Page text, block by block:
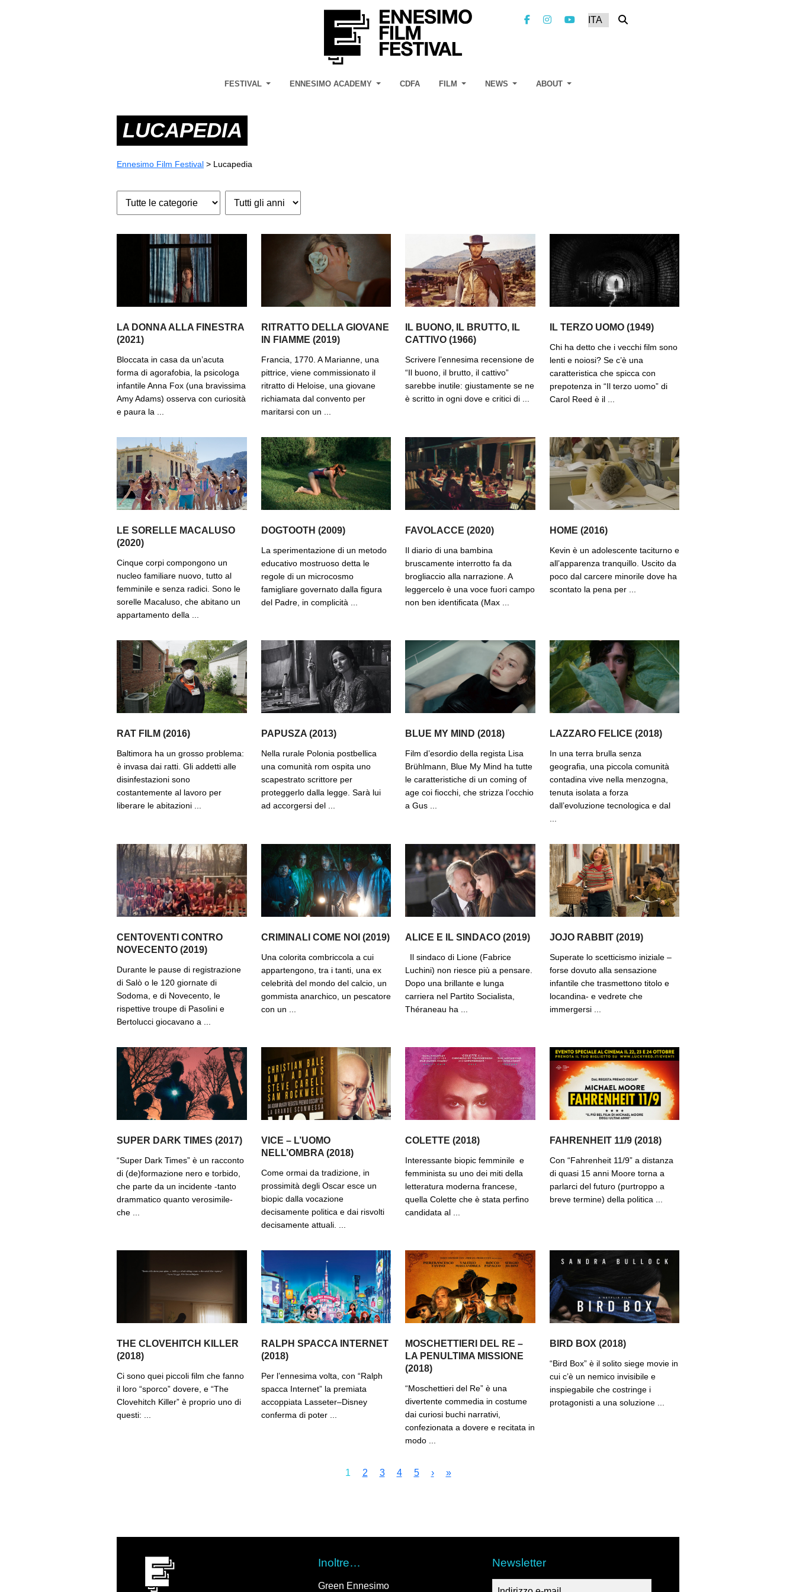
FESTIVAL ENNESIMO ACADEMY CDFA FILM NEWS ABOUT
LUCAPEDIA
Ennesimo Film Festival > Lucapedia
LA DONNA ALLA FINESTRA
(2021)
Bloccata in casa da un’acuta
forma di agorafobia, la psicologa
infantile Anna Fox (una bravissima
Amy Adams) osserva con curiosità
e paura la ...
RITRATTO DELLA GIOVANE
IN FIAMME (2019)
Francia, 1770. A Marianne, una
pittrice, viene commissionato il
ritratto di Heloise, una giovane
richiamata dal convento per
maritarsi con un ...
IL BUONO, IL BRUTTO, IL
CATTIVO (1966)
Scrivere l’ennesima recensione de
“Il buono, il brutto, il cattivo”
sarebbe inutile: giustamente se ne
è scritto in ogni dove e critici di ...
IL TERZO UOMO (1949)
Chi ha detto che i vecchi film sono
lenti e noiosi? Se c’è una
caratteristica che spicca con
prepotenza in “Il terzo uomo” di
Carol Reed è il ...
LE SORELLE MACALUSO
(2020)
Cinque corpi compongono un
nucleo familiare nuovo, tutto al
femminile e senza radici. Sono le
sorelle Macaluso, che abitano un
appartamento della ...
DOGTOOTH (2009)
La sperimentazione di un metodo
educativo mostruoso detta le
regole di un microcosmo
famigliare governato dalla figura
del Padre, in complicità ...
FAVOLACCE (2020)
Il diario di una bambina
bruscamente interrotto fa da
brogliaccio alla narrazione. A
leggercelo è una voce fuori campo
non ben identificata (Max ...
HOME (2016)
Kevin è un adolescente taciturno e
all’apparenza tranquillo. Uscito da
poco dal carcere minorile dove ha
scontato la pena per ...
RAT FILM (2016)
Baltimora ha un grosso problema:
è invasa dai ratti. Gli addetti alle
disinfestazioni sono
costantemente al lavoro per
liberare le abitazioni ...
PAPUSZA (2013)
Nella rurale Polonia postbellica
una comunità rom ospita uno
scapestrato scrittore per
proteggerlo dalla legge. Sarà lui
ad accorgersi del ...
BLUE MY MIND (2018)
Film d’esordio della regista Lisa
Brühlmann, Blue My Mind ha tutte
le caratteristiche di un coming of
age coi fiocchi, che strizza l’occhio
a Gus ...
LAZZARO FELICE (2018)
In una terra brulla senza
geografia, una piccola comunità
contadina vive nella menzogna,
tenuta isolata a forza
dall’evoluzione tecnologica e dal
CENTOVENTI CONTRO
NOVECENTO (2019)
Durante le pause di registrazione
di Salò o le 120 giornate di
Sodoma, e di Novecento, le
rispettive troupe di Pasolini e
Bertolucci giocavano a ...
CRIMINALI COME NOI (2019)
Una colorita combriccola a cui
appartengono, tra i tanti, una ex
celebrità del mondo del calcio, un
gommista anarchico, un pescatore
con un ...
ALICE E IL SINDACO (2019)
Il sindaco di Lione (Fabrice
Luchini) non riesce più a pensare.
Dopo una brillante e lunga
carriera nel Partito Socialista,
Théraneau ha ...
JOJO RABBIT (2019)
Superate lo scetticismo iniziale –
forse dovuto alla sensazione
infantile che trasmettono titolo e
locandina- e vedrete che
immergersi ...
SUPER DARK TIMES (2017)
“Super Dark Times” è un racconto
di (de)formazione nero e torbido,
che parte da un incidente -tanto
drammatico quanto verosimile-
che ...
VICE – L’UOMO
NELL’OMBRA (2018)
Come ormai da tradizione, in
prossimità degli Oscar esce un
biopic dalla vocazione
decisamente politica e dai risvolti
decisamente attuali. ...
COLETTE (2018)
Interessante biopic femminile e
femminista su uno dei miti della
letteratura moderna francese,
quella Colette che è stata perfino
candidata al ...
FAHRENHEIT 11/9 (2018)
Con “Fahrenheit 11/9” a distanza
di quasi 15 anni Moore torna a
parlarci del futuro (purtroppo a
breve termine) della politica ...
THE CLOVEHITCH KILLER
(2018)
Ci sono quei piccoli film che fanno
il loro “sporco” dovere, e “The
Clovehitch Killer” è proprio uno di
questi: ...
RALPH SPACCA INTERNET
(2018)
Per l’ennesima volta, con “Ralph
spacca Internet” la premiata
accoppiata Lasseter–Disney
conferma di poter ...
MOSCHETTIERI DEL RE –
LA PENULTIMA MISSIONE
(2018)
“Moschettieri del Re” è una
divertente commedia in costume
dai curiosi buchi narrativi,
confezionata a dovere e recitata in
modo ...
BIRD BOX (2018)
“Bird Box” è il solito siege movie in
cui c’è un nemico invisibile e
inspiegabile che costringe i
protagonisti a una soluzione ...
1 2 3 4 5 › »
Inoltre…
Green Ennesimo
Newsletter